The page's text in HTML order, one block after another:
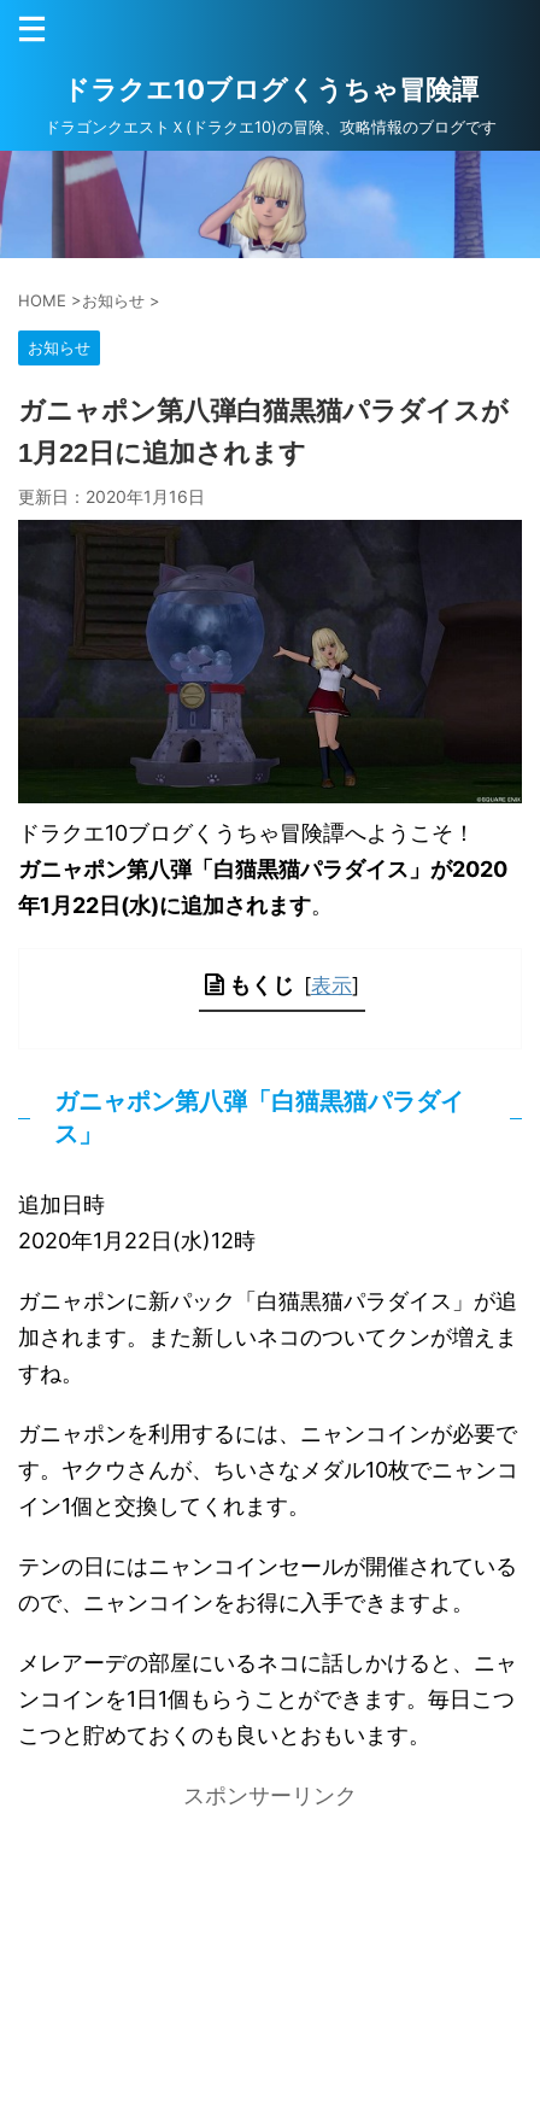
ドラクエ10ブログくうちゃ冒険譚
ドラゴンクエストＸ(ドラクエ10)の冒険、攻略情報のブログです
HOME >お知らせ >
お知らせ
ガニャポン第八弾白猫黒猫パラダイスが
1月22日に追加されます
更新日： 2020年1月16日
ドラクエ10ブログくうちゃ冒険譚へようこそ！
ガニャポン第八弾「白猫黒猫パラダイス」が2020
年1月22日(水)に追加されます。
もくじ [表示]
ガニャポン第八弾「白猫黒猫パラダイ
ス」
追加日時
2020年1月22日(水)12時
ガニャポンに新パック「白猫黒猫パラダイス」が追
加されます。また新しいネコのついてクンが増えま
すね。
ガニャポンを利用するには、ニャンコインが必要で
す。ヤクウさんが、ちいさなメダル10枚でニャンコ
イン1個と交換してくれます。
テンの日にはニャンコインセールが開催されている
ので、ニャンコインをお得に入手できますよ。
メレアーデの部屋にいるネコに話しかけると、ニャ
ンコインを1日1個もらうことができます。毎日こつ
こつと貯めておくのも良いとおもいます。
スポンサーリンク